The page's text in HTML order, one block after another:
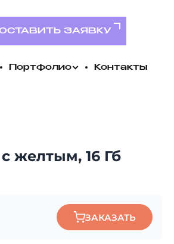
ЗАЯВКУ
Портфолио Контакты
желтым, 16 Гб
ЗАКАЗАТЬ